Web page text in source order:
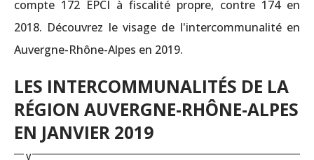
compte 172 EPCI à fiscalité propre, contre 174 en
2018. Découvrez le visage de l'intercommunalité en
Auvergne-Rhône-Alpes en 2019.
LES INTERCOMMUNALITÉS DE LA
RÉGION AUVERGNE-RHÔNE-ALPES
EN JANVIER 2019